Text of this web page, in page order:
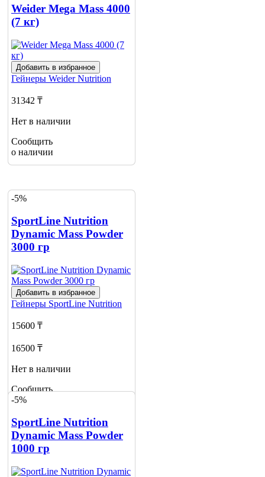
2
Weider Mega Mass 4000
(7 кг)
Добавить в избранное
Гейнеры Weider Nutrition
31342 ₸
Нет в наличии
Сообщить
о наличии
-5%
SportLine Nutrition
Dynamic Mass Powder
3000 гр
Добавить в избранное
Гейнеры SportLine Nutrition
15600 ₸
16500 ₸
Нет в наличии
Сообщить
о наличии
-5%
SportLine Nutrition
Dynamic Mass Powder
1000 гр